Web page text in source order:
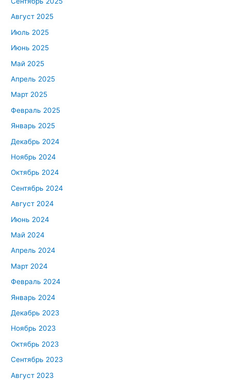
Август 2025
Июль 2025
Июнь 2025
Май 2025
Апрель 2025
Март 2025
Февраль 2025
Январь 2025
Декабрь 2024
Ноябрь 2024
Октябрь 2024
Сентябрь 2024
Август 2024
Июнь 2024
Май 2024
Апрель 2024
Март 2024
Февраль 2024
Январь 2024
Декабрь 2023
Ноябрь 2023
Октябрь 2023
Сентябрь 2023
Август 2023